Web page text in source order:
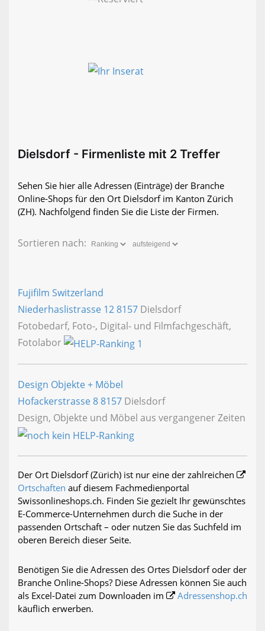
Dielsdorf - Firmenliste mit 2 Treffer
Sehen Sie hier alle Adressen (Einträge) der Branche
Online-Shops für den Ort Dielsdorf im Kanton Zürich
(ZH). Nachfolgend finden Sie die Liste der Firmen.
Sortieren nach:
Fujifilm Switzerland
Niederhaslistrasse 128157 Dielsdorf
Fotobedarf, Foto-, Digital- und Filmfachgeschäft,
Fotolabor
Design Objekte + Möbel
Hofackerstrasse 88157 Dielsdorf
Design, Objekte und Möbel aus vergangener Zeiten
Der Ort Dielsdorf (Zürich) ist nur eine der zahlreichen
Ortschaften auf diesem Fachmedienportal
Swissonlineshops.ch. Finden Sie gezielt Ihr gewünschtes
E-Commerce-Unternehmen durch die Suche in der
passenden Ortschaft – oder nutzen Sie das Suchfeld im
oberen Bereich dieser Seite.
Benötigen Sie die Adressen des Ortes Dielsdorf oder der
Branche Online-Shops? Diese Adressen können Sie auch
als Excel-Datei zum Downloaden im
Adressenshop.ch
käuflich erwerben.